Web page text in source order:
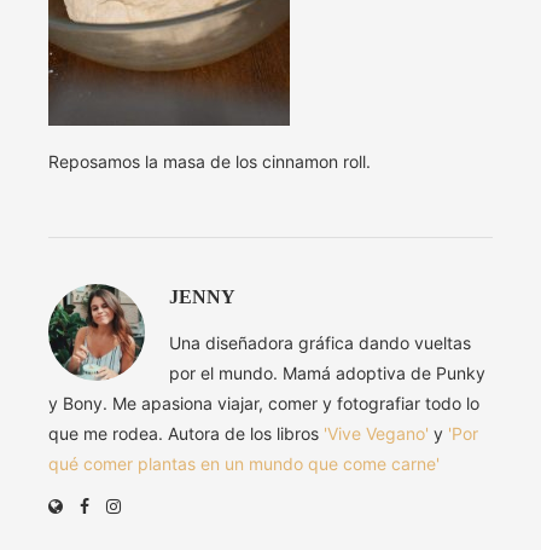
Reposamos la masa de los cinnamon roll.
JENNY
Una diseñadora gráfica dando vueltas
por el mundo. Mamá adoptiva de Punky
y Bony. Me apasiona viajar, comer y fotografiar todo lo
que me rodea. Autora de los libros 'Vive Vegano' y 'Por
qué comer plantas en un mundo que come carne'